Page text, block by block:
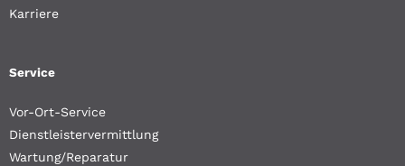
Karriere
Service
Vor-Ort-Service
Dienstleistervermittlung
Wartung/Reparatur